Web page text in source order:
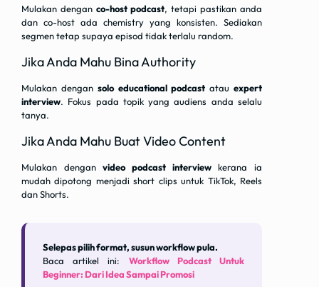
Mulakan dengan co-host podcast, tetapi pastikan anda
dan co-host ada chemistry yang konsisten. Sediakan
segmen tetap supaya episod tidak terlalu random.
Jika Anda Mahu Bina Authority
Mulakan dengansolo educational podcastatauexpert
interview. Fokus pada topik yang audiens anda selalu
tanya.
Jika Anda Mahu Buat Video Content
Mulakan denganvideo podcast interviewkerana ia
mudah dipotong menjadi short clips untuk TikTok, Reels
dan Shorts.
Selepas pilih format, susun workflow pula.
Baca artikel ini: Workflow Podcast Untuk
Beginner: Dari Idea Sampai Promosi